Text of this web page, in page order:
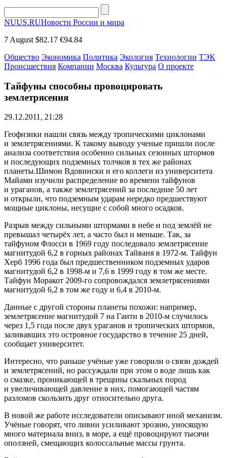
NUUS.RUНовости России и мира
7 August $82.17 €94.84
Общество Экономика Политика Экология Технологии ТЭК
Происшествия Компании Москва Культура О проекте
Тайфуны способны провоцировать
землетрясения
29.12.2011, 21:28
Геофизики нашли связь между тропическими циклонами
и землетрясениями. К такому выводу ученые пришли после
анализа соответствия особенно сильных сезонных штормов
и последующих подземных толчков в тех же районах
планеты.Шимон Вдовински и его коллеги из университета
Майами изучили распределение во времени тайфунов
и ураганов, а также землетрясений за последние 50 лет
и открыли, что подземным ударам нередко предшествуют
мощные циклоны, несущие с собой много осадков.
Разрыв между сильными штормами в небе и под землёй не
превышал четырёх лет, а часто был и меньше. Так, за
тайфуном Флосси в 1969 году последовало землетрясение
магнитудой 6,2 в горных районах Тайваня в 1972-м. Тайфун
Херб 1996 года был предшественником подземных ударов
магнитудой 6,2 в 1998-м и 7,6 в 1999 году в том же месте.
Тайфун Моракот 2009-го сопровождался землетрясениями
магнитудой 6,2 в том же году и 6,4 в 2010-м.
Данные с другой стороны планеты похожи: например,
землетрясение магнитудой 7 на Гаити в 2010-м случилось
через 1,5 года после двух ураганов и тропических штормов,
заливавших это островное государство в течение 25 дней,
сообщает университет.
Интересно, что раньше учёные уже говорили о связи дождей
и землетрясений, но рассуждали при этом о воде лишь как
о смазке, проникающей в трещины скальных пород
и увеличивающей давление в них, помогающей частям
разломов скользить друг относительно друга.
В новой же работе исследователи описывают иной механизм.
Учёные говорят, что ливни усиливают эрозию, уносящую
много материала вниз, в море, а ещё провоцируют тысячи
оползней, смещающих колоссальные массы грунта.